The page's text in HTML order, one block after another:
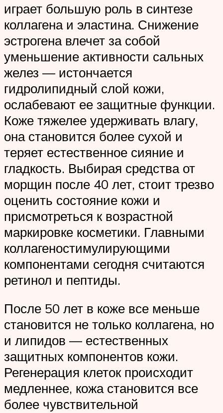
играет большую роль в синтезе
коллагена и эластина. Снижение
эстрогена влечет за собой
уменьшение активности сальных
желез — истончается
гидролипидный слой кожи,
ослабевают ее защитные функции.
Коже тяжелее удерживать влагу,
она становится более сухой и
теряет естественное сияние и
гладкость. Выбирая средства от
морщин после 40 лет, стоит трезво
оценить состояние кожи и
присмотреться к возрастной
маркировке косметики. Главными
коллагеностимулирующими
компонентами сегодня считаются
ретинол и пептиды.
После 50 лет в коже все меньше
становится не только коллагена, но
и липидов — естественных
защитных компонентов кожи.
Регенерация клеток происходит
медленнее, кожа становится все
более чувствительной